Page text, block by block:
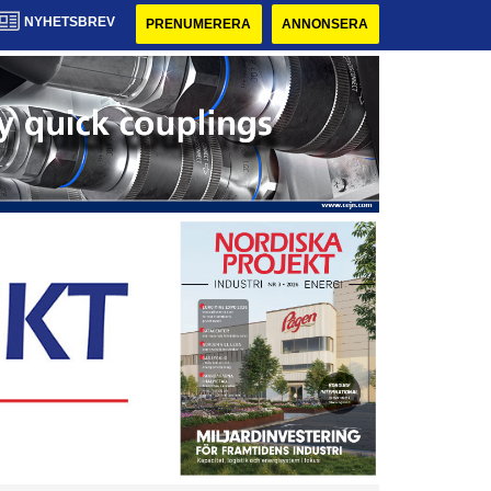
NYHETSBREV PRENUMERERA ANNONSERA